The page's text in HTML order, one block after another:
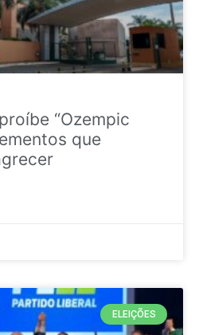
“Ozempic
que
ELEIÇÕES